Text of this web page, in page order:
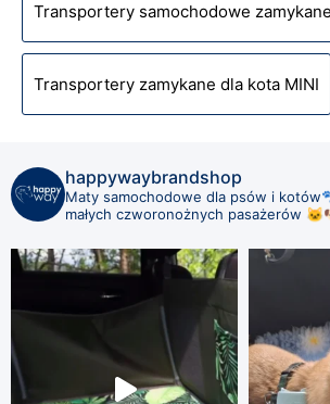
Transportery samochodowe
Transportery zamykane dla kota MINI
happywaybrandshop
Maty samochodowe dla psów i
małych czworonożnych pasażerów